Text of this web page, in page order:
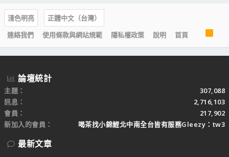
淺色明亮
正體中文（台灣）
連絡我們
使用條款與網站規範 隱私權政策 說明 首頁
S
論壇統計
主題
307,088
訊息
2,716,103
會員
217,902
新加入的會員
喝茶找小錦鯉北中南全台皆有服務Gleezy：tw3
最新文章